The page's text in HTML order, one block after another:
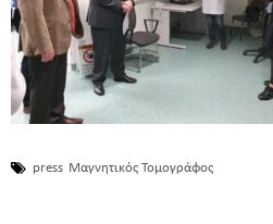
press Μαγνητικός Τομογράφος